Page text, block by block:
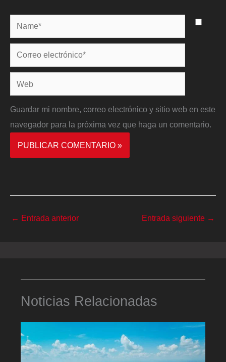
Name*
Correo
electrónico*
Web
Guardar mi nombre, correo electrónico y sitio web en este
navegador para la próxima vez que haga un comentario.
← Entrada anterior Entrada siguiente →
Noticias Relacionadas